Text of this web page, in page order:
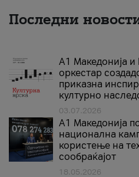
Последни
А1 Македонија
оркестар
приказна
културно
03.07.2026
A1 Македонија
национална
користење на
сообраќајот
18.05.2026